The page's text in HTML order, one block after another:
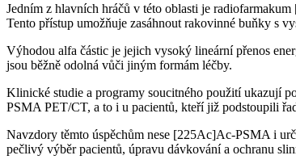
Jedním z hlavních hráčů v této oblasti je
Tento přístup umožňuje zasáhnout rakovinné buňky s
Výhodou alfa částic je jejich vysoký lineární přenos
jsou běžně odolná vůči jiným formám léčby.
Klinické studie a programy soucitného použití ukazují
PSMA PET/CT, a to i u pacientů, kteří již podstoupili
Navzdory těmto úspěchům nese [225Ac]Ac-PSMA i
pečlivý výběr pacientů, úpravu dávkování a ochranu